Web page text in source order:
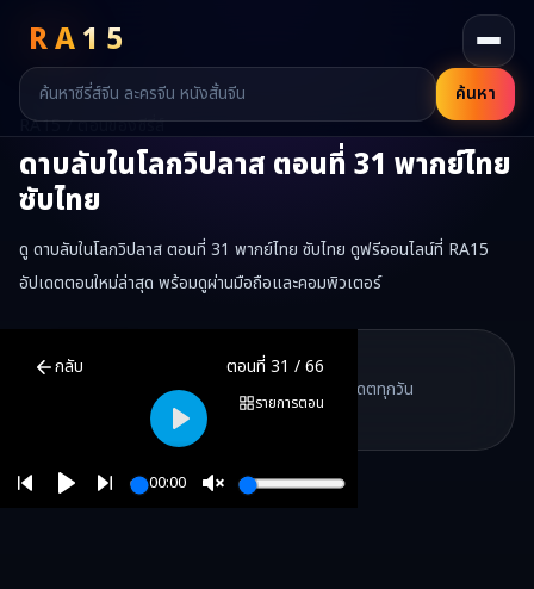
RA15
ค้นหา
RA15 / ตอนของซีรี่ส์
ดาบลับในโลกวิปลาส ตอนที่ 31 พากย์ไทย
ซับไทย
ดู ดาบลับในโลกวิปลาส ตอนที่ 31 พากย์ไทย ซับไทย ดูฟรีออนไลน์ที่ RA15
อัปเดตตอนใหม่ล่าสุด พร้อมดูผ่านมือถือและคอมพิวเตอร์
กลับ ตอนที่ 31 /66
รายการตอน
00:00
Play
ดาบ
RA15 เป็นเว็บไซต์ดูซีรี่ส์จีนออนไลน์ฟรี ที่รวบรวมหนังจีน ละครจีน มิ
RA15 Drama
RA15 Drama
รวมซีรี่ส์จีน ละครสั้น หนังแนวตั้ง พากย์ไทย อัปเดตทุกวัน
RA15 Drama